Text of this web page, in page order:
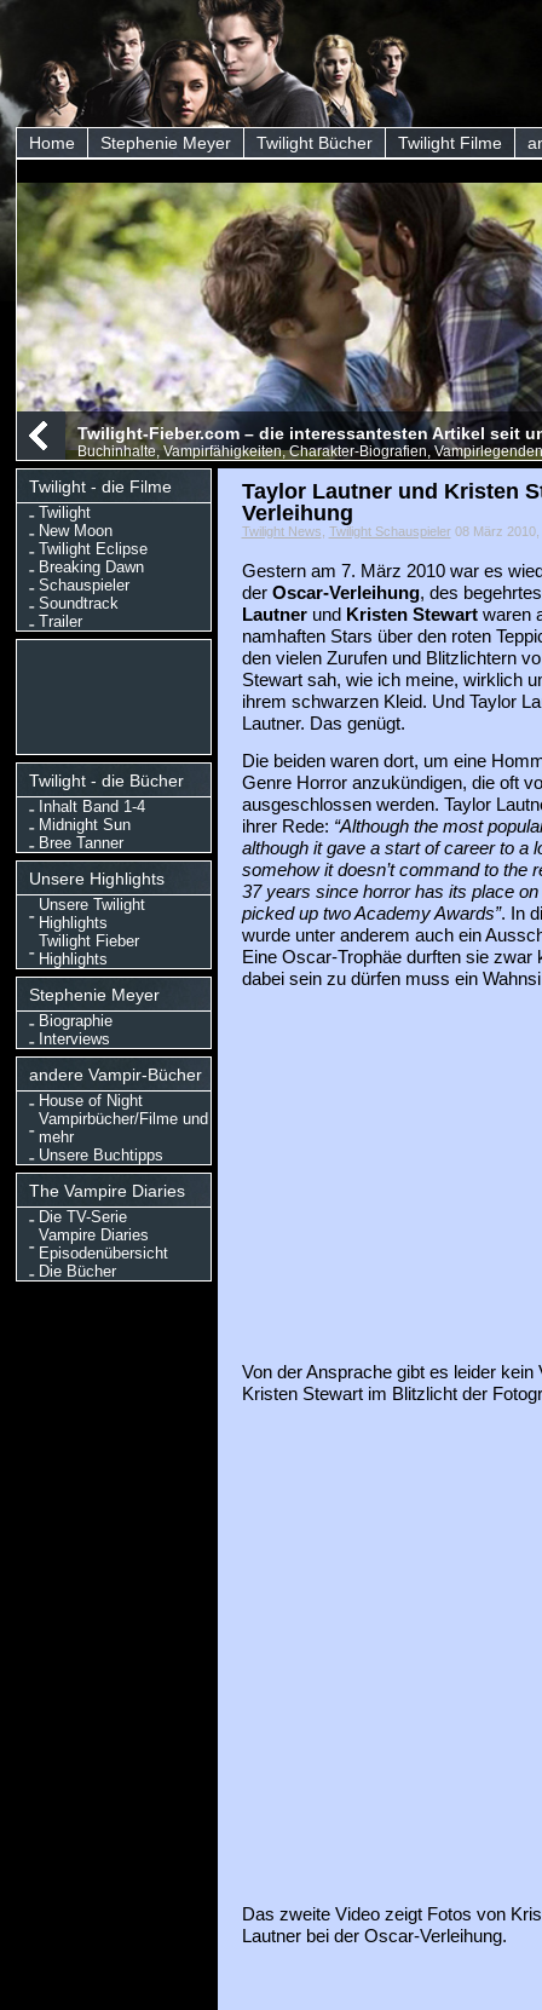
Home Stephenie Meyer Twilight Bücher Twilight Filme
Twilight-Fieber.com – die interessantesten Artikel seit
Buchinhalte, Vampirfähigkeiten, Charakter-Biografien,
Twilight - die Filme
Twilight
New Moon
Twilight Eclipse
Breaking Dawn
Schauspieler
Soundtrack
Trailer
Twilight - die Bücher
Inhalt Band 1-4
Midnight Sun
Bree Tanner
Unsere Highlights
Unsere Twilight
Highlights
Twilight Fieber
Highlights
Stephenie Meyer
Biographie
Interviews
andere Vampir-Bücher
House of Night
Vampirbücher/Filme und
mehr
Unsere Buchtipps
The Vampire Diaries
Die TV-Serie
Vampire Diaries
Episodenübersicht
Die Bücher
Taylor Lautner und Kristen
Verleihung
Twilight News Twilight Schauspieler08 März 2010,
Gestern am 7. März 2010 war es
der Oscar-Verleihung, des
Lautnerund Kristen Stewartwaren
namhaften Stars über den roten
den vielen Zurufen und Blitzlichtern
Stewart sah, wie ich meine, wirklich
ihrem schwarzen Kleid. Und Taylor
Lautner. Das genügt.
Die beiden waren dort, um eine
Genre Horror anzukündigen, die oft
ausgeschlossen werden. Taylor
ihrer Rede: “Although the most
although it gave a start of career to a
somehow it doesn’t command to the
37 years since horror has its place on
picked up two Academy Awards”. In
wurde unter anderem auch ein
Eine Oscar-Trophäe durften sie zwar
dabei sein zu dürfen muss ein
Von der Ansprache gibt es leider kein
Kristen Stewart im Blitzlicht der
Das zweite Video zeigt Fotos von
Lautner bei der Oscar-Verleihung.